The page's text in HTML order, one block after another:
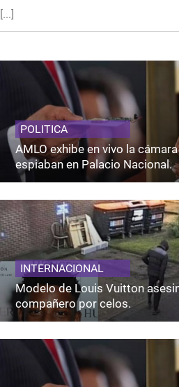
[...]
POLITICA
AMLO exhibe en vivo la
espiaban en Palacio Nacional.
INTERNACIONAL
Modelo de Louis Vuitton
compañero por celos.